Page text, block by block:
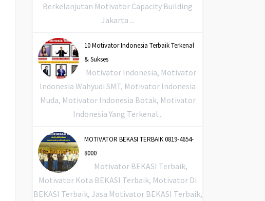
Berkelanjutan Motivator Capacity Building
Jakarta ...
10 Motivator Indonesia Terbaik Terkenal
& Sukses
Motivator Indonesia, Motivator
Indonesia Wahyudi SMT, Motivator Indonesia
Muda, Motivator Indonesia Botak, Motivator
Indonesia Yang Terkenal...
MOTIVATOR BEKASI TERBAIK 0819-4654-
8000
Motivator BEKASI Terbaik,
Motivator Kota BEKASI Terbaik, Motivator Di
BEKASI Terbaik, Jasa Motivator BEKASI Terbaik,